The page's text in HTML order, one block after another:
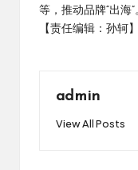
等，推动品牌“出海”
【责任编辑：孙轲】
admin
View All Posts